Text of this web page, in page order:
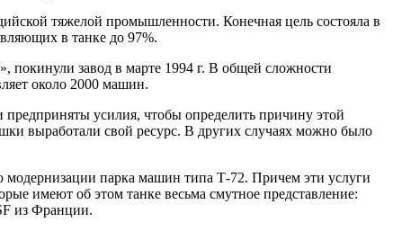
тяжелой промышленности. Конечная цель состояла в
в танке до 97%.
покинули завод в марте 1994 г. В общей сложности
около 2000 машин.
усилия, чтобы определить причину этой
выработали свой ресурс. В других случаях можно было
модернизации парка машин типа Т-72. Причем эти услуги
имеют об этом танке весьма смутное представление:
из Франции.